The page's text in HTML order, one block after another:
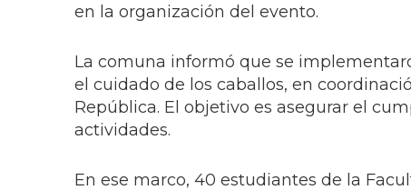
en la organización del evento.
La comuna informó que se
el cuidado de los caballos, en
República. El objetivo es asegurar el
actividades.
En ese marco, 40 estudiantes de la